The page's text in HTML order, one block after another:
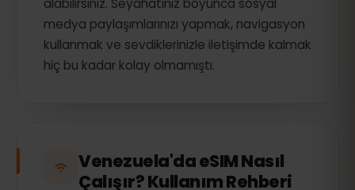
alabilirsiniz. Seyahatiniz boyunca sosyal
medya paylaşımlarınızı yapmak, navigasyon
kullanmak ve sevdiklerinizle iletişimde kalmak
hiç bu kadar kolay olmamıştı.
Venezuela'da eSIM Nasıl
Çalışır? Kullanım Rehberi